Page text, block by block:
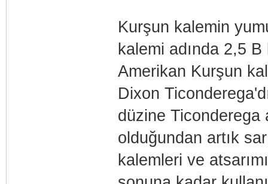
Kurşun kalemin
kalemi adında 2,5
Amerikan Kurşun
Dixon
düzine Ticonderega
olduğundan artık
kalemleri ve